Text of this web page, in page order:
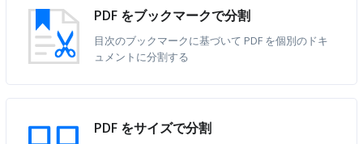
PDF をブックマークで分割
目次のブックマークに基づいて PDF を個別のドキ
ュメントに分割する
PDF をサイズで分割